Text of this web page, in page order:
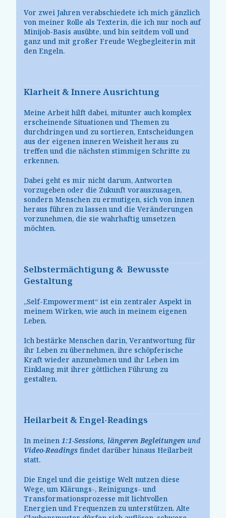
Vor zwei Jahren verabschiedete ich mich gänzlich
von meiner Rolle als Texterin, die ich nur noch auf
Minijob-Basis ausübte, und bin seitdem voll und
ganz und mit großer Freude Wegbegleiterin mit
den Engeln.
Klarheit & Innere Ausrichtung
Meine Arbeit hilft dabei, mitunter auch komplex
erscheinende Situationen und Themen zu
durchdringen und zu sortieren, Entscheidungen
aus der eigenen inneren Weisheit heraus zu
treffen und die nächsten stimmigen Schritte zu
erkennen.
Dabei geht es mir nicht darum, Antworten
vorzugeben oder die Zukunft vorauszusagen,
sondern Menschen zu ermutigen, sich von innen
heraus führen zu lassen und die Veränderungen
vorzunehmen, die sie wahrhaftig umsetzen
möchten.
Selbstermächtigung & Bewusste
Gestaltung
„Self-Empowerment“ ist ein zentraler Aspekt in
meinem Wirken, wie auch in meinem eigenen
Leben.
Ich bestärke Menschen darin, Verantwortung für
ihr Leben zu übernehmen, ihre schöpferische
Kraft wieder anzunehmen und ihr Leben im
Einklang mit ihrer göttlichen Führung zu
gestalten.
Heilarbeit & Engel-Readings
In meinen1:1-Sessions,längeren Begleitungen und
Video-Readings findet darüber hinaus Heilarbeit
statt.
Die Engel und die geistige Welt nutzen diese
Wege, um Klärungs-, Reinigungs- und
Transformationsprozesse mit lichtvollen
Energien und Frequenzen zu unterstützen. Alte